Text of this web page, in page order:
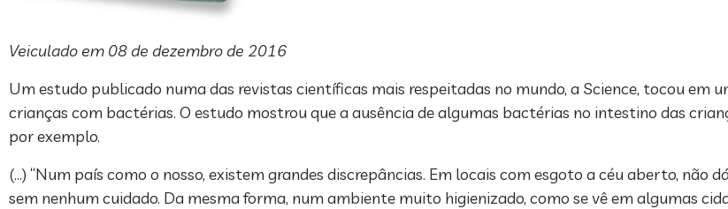
Veiculado em 08 de dezembro de 2016
Um estudo publicado numa das revistas científicas mais respeitadas no mundo, a Science, tocou em
crianças com bactérias. O estudo mostrou que a ausência de algumas bactérias no intestino das
por exemplo.
(…) “Num país como o nosso, existem grandes discrepâncias. Em locais com esgoto a céu aberto, não
sem nenhum cuidado. Da mesma forma, num ambiente muito higienizado, como se vê em algumas